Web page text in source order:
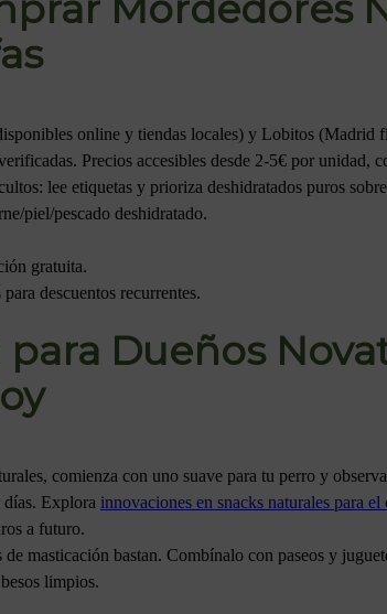
online y tiendas locales) y Lobitos (Madrid
Precios accesibles desde 2-5€ por unidad,
lee etiquetas y prioriza deshidratados puros
piel/pescado deshidratado.
gratuita.
descuentos recurrentes.
Dueños
comienza con uno suave para tu perro y
Explora innovaciones en snacks naturales para
a futuro.
masticación bastan. Combínalo con paseos y
limpios.